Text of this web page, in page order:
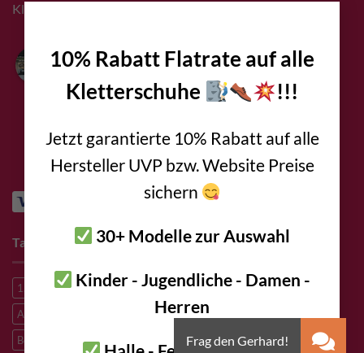
10% Rabatt Flatrate auf alle
Kletterschuhe
!!!
Jetzt garantierte 10% Rabatt auf alle
Hersteller UVP bzw. Website Preise
sichern
30+ Modelle zur Auswahl
Kinder - Jugendliche - Damen -
Herren
Klettern Innsbruck
Bolting.eu
Basierend auf 94
Bewertungen
bewerte uns auf
Tags
1. Hilfe A2 Stahl A4 Stahl Abseilen
Alpine route
Alpinklettern
Aluminium
Bergsteigen
Big Wall Klettern Bouldern
Canyoning